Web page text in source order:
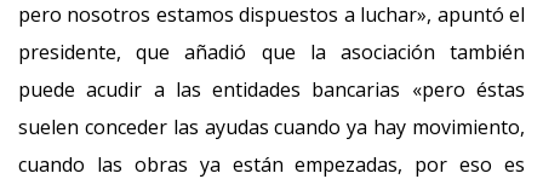
pero nosotros estamos dispuestos a luchar», apuntó el
presidente, que añadió que la asociación también
puede acudir a las entidades bancarias «pero éstas
suelen conceder las ayudas cuando ya hay movimiento,
cuando las obras ya están empezadas, por eso es